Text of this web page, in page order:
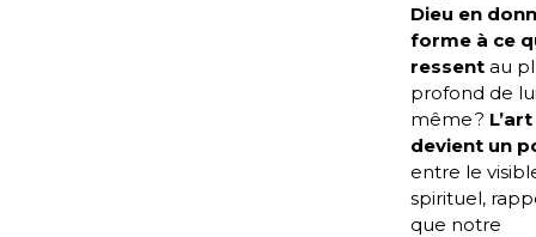
Dieu en
forme à ce
ressent au
profond de
même ? L’art
devient un
entre le
spirituel,
que notre